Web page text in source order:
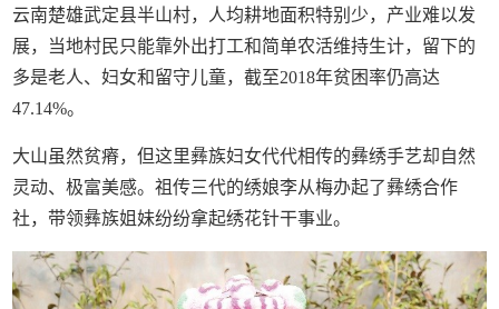
云南楚雄武定县半山村，人均耕地面积特别少，产业难以发
展，当地村民只能靠外出打工和简单农活维持生计，留下的
多是老人、妇女和留守儿童，截至2018年贫困率仍高达
47.14%。
大山虽然贫瘠，但这里彝族妇女代代相传的彝绣手艺却自然
灵动、极富美感。祖传三代的绣娘李从梅办起了彝绣合作
社，带领彝族姐妹纷纷拿起绣花针干事业。